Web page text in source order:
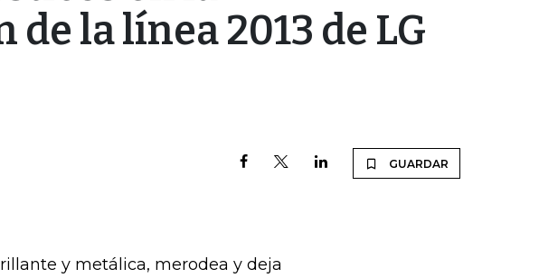
la línea 2013 de LG
GUARDAR
y metálica, merodea y deja